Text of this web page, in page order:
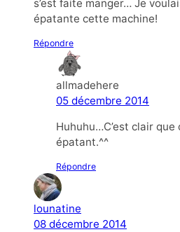
s’est faite manger… Je
épatante cette machine!
Répondre
allmadehere
05 décembre 2014
Huhuhu…C’est clair que
épatant.^^
Répondre
lounatine
08 décembre 2014